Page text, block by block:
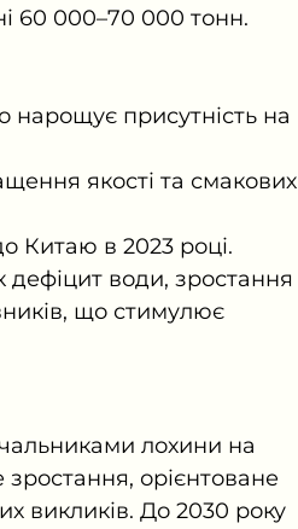
60 000–70 000 тонн.
нарощує присутність на
якості та смакових
Китаю в 2023 році.
дефіцит води, зростання
що стимулює
лохини на
орієнтоване
викликів. До 2030 року